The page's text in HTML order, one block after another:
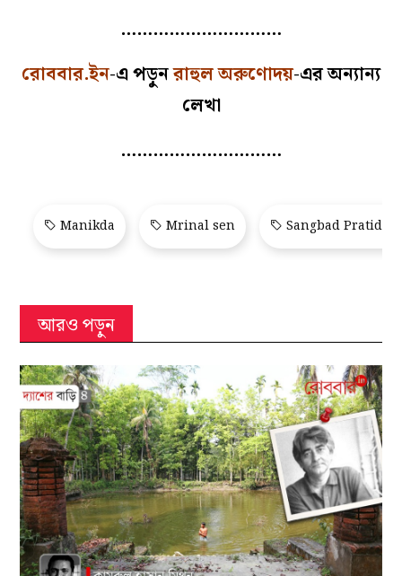
…………………………
রোববার.ইন-এ পড়ুনরাহুল অরুণোদয়-এর অন্যান্য
লেখা
…………………………
Manikda Mrinal sen Sangbad Pratidin
আরও পড়ুন